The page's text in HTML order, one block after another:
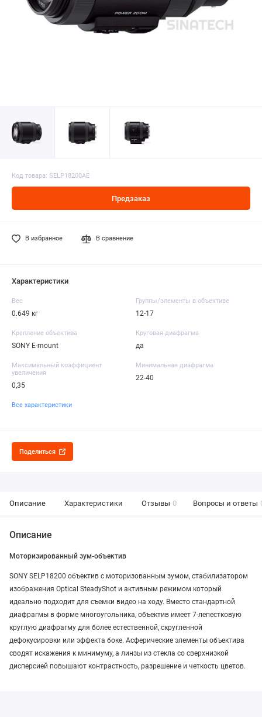
Код товара: SELP18200AE
Предзаказ
В избранное В сравнение
Характеристики
Вес
0.649 кг
Группы/элементы в объективе
12-17
Крепление объектива
SONY E-mount
Круговая диафрагма
да
Максимальный коэффициент
увеличения
0,35
Минимальная диафрагма
22-40
Все характеристики
Поделиться
Описание Характеристики Отзывы 0 Вопросы и ответы
Описание
Моторизированный зум-объектив
SONY SELP18200 объектив с моторизованным зумом, стабилизатором
изображения Optical SteadyShot и активным режимом который
идеально подходит для съемки видео на ходу. Вместо стандартной
диафрагмы в форме многоугольника, объектив имеет 7-лепестковую
круглую диафрагму для более естественной, скругленной
дефокусировки или эффекта боке. Асферические элементы объектива
сводят искажения к минимуму, а линзы из стекла со сверхнизкой
дисперсией повышают контрастность, разрешение и четкость цветов.